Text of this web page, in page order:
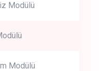
Modülü
Modülü